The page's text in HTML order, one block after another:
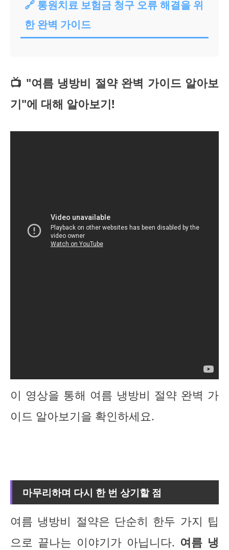
🔗 통원치료 보험금 청구 오류 해결을 위
한 완벽 가이드
📺 "여름 냉방비 절약 완벽 가이드 알아보
기"에 대해 알아보기!
이 영상을 통해 여름 냉방비 절약 완벽 가
이드 알아보기을 확인하세요.
마무리하며 다시 한 번 상기할 점
여름 냉방비 절약은 단순히 한두 가지 팁
으로 끝나는 이야기가 아닙니다. 여름 냉